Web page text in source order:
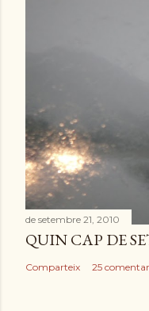
de setembre 21, 2010
QUIN CAP DE
Comparteix 25